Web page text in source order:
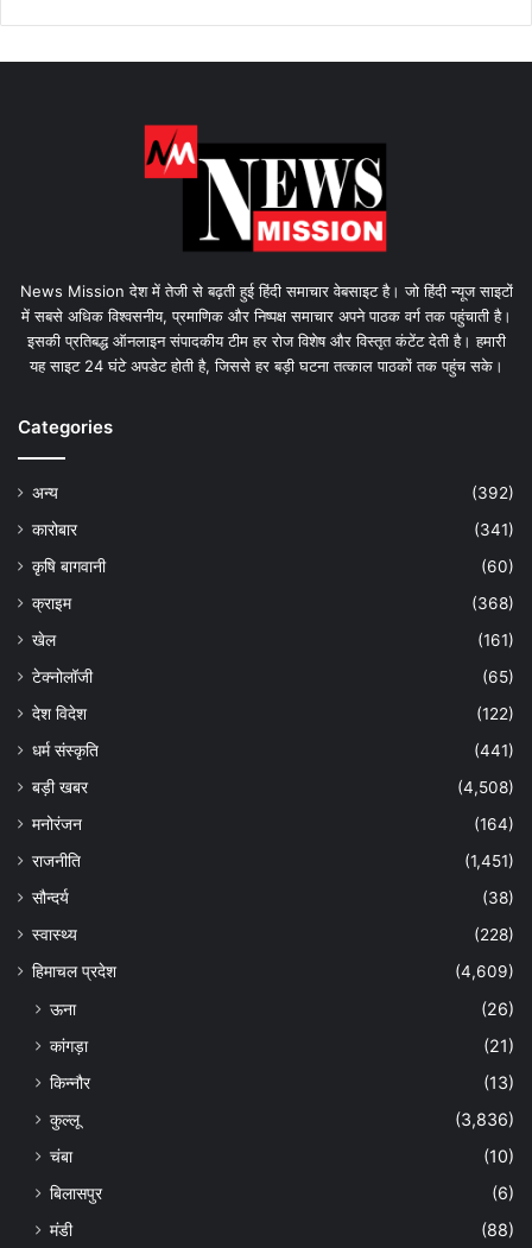
News Mission देश में तेजी से बढ़ती हुई हिंदी समाचार वेबसाइट है। जो हिंदी न्यूज साइटों
में सबसे अधिक विश्वसनीय, प्रमाणिक और निष्पक्ष समाचार अपने पाठक वर्ग तक पहुंचाती है।
इसकी प्रतिबद्ध ऑनलाइन संपादकीय टीम हर रोज विशेष और विस्तृत कंटेंट देती है। हमारी
यह साइट 24 घंटे अपडेट होती है, जिससे हर बड़ी घटना तत्काल पाठकों तक पहुंच सके।
Categories
अन्य
(392)
कारोबार
(341)
कृषि बागवानी
(60)
क्राइम
(368)
खेल
(161)
टेक्नोलॉजी
(65)
देश विदेश
(122)
धर्म संस्कृति
(441)
बड़ी खबर
(4,508)
मनोरंजन
(164)
राजनीति
(1,451)
सौन्दर्य
(38)
स्वास्थ्य
(228)
हिमाचल प्रदेश
(4,609)
ऊना
(26)
कांगड़ा
(21)
किन्नौर
(13)
कुल्लू
(3,836)
चंबा
(10)
बिलासपुर
(6)
मंडी
(88)